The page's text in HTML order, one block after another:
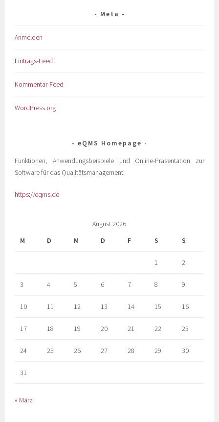
Meta
Anmelden
Eintrags-Feed
Kommentar-Feed
WordPress.org
eQMS Homepage
Funktionen, Anwendungsbeispiele und Online-Präsentation zur
Software für das Qualitätsmanagement:
https://eqms.de
August 2026
M
D M D F S S
1 2
3 4 5 6 7 8 9
10 11 12 13 14 15 16
17 18 19 20 21 22 23
24 25 26 27 28 29 30
31
« März